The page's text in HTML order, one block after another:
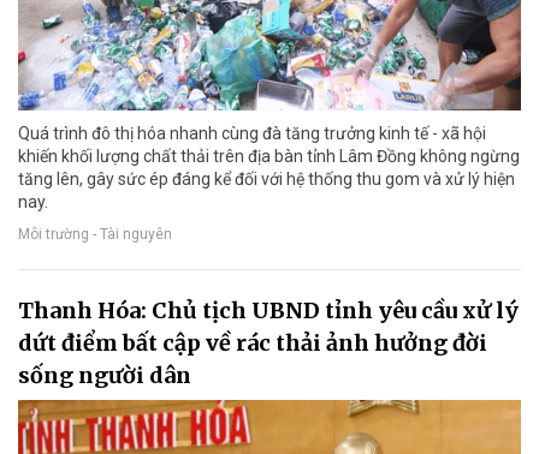
Quá trình đô thị hóa nhanh cùng đà tăng trưởng kinh tế - xã hội
khiến khối lượng chất thải trên địa bàn tỉnh Lâm Đồng không ngừng
tăng lên, gây sức ép đáng kể đối với hệ thống thu gom và xử lý hiện
nay.
Môi trường - Tài nguyên
Thanh Hóa: Chủ tịch UBND tỉnh yêu cầu xử lý
dứt điểm bất cập về rác thải ảnh hưởng đời
sống người dân